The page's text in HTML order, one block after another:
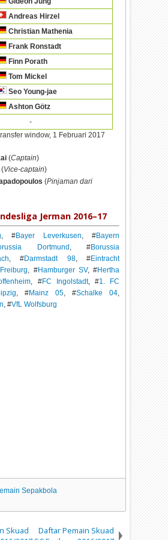
Andreas Hirzel
Christian Mathenia
Frank Ronstadt
Finn Porath
Tom Mickel
Seo Young-jae
Ashton Götz
-
window, 1 Februari 2017
(Captain)
(Vice-captain)
(Pinjaman dari
Jerman 2016–17
, #Bayer Leverkusen, #Bayern
Dortmund , #Borussia
, #Darmstadt 98, #Eintracht
, #Hamburger SV, #Hertha
, #FC Ingolstadt, #1. FC
, #Mainz 05, #Schalke 04,
, #VfL Wolfsburg
Sepakbola
Skuad
Daftar Pemain Skuad